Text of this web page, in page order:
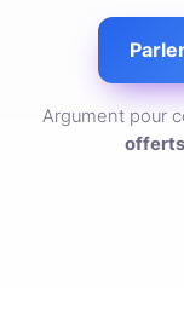
Argument pour
offerts